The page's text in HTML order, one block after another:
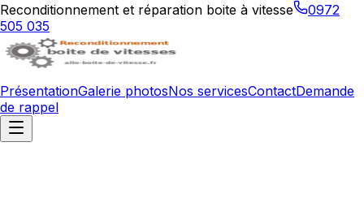
Reconditionnement et réparation boite à vitesse
0972
505 035
PrésentationGalerie photosNos servicesContactDemande
de rappel